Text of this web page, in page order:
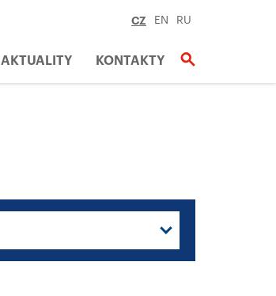
CZ EN RU
AKTUALITY KONTAKTY